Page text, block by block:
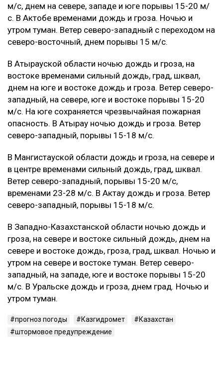
м/с, днем на севере, западе и юге порывы 15-20 м/
с. В Актобе временами дождь и гроза. Ночью и
утром туман. Ветер северо-западный с переходом на
северо-восточный, днем порывы 15 м/с.
В Атырауской области ночью дождь и гроза, на
востоке временами сильный дождь, град, шквал,
днем на юге и востоке дождь и гроза. Ветер северо-
западный, на севере, юге и востоке порывы 15-20
м/с. На юге сохраняется чрезвычайная пожарная
опасность. В Атырау ночью дождь и гроза. Ветер
северо-западный, порывы 15-18 м/с.
В Мангистауской области дождь и гроза, на севере и
в центре временами сильный дождь, град, шквал.
Ветер северо-западный, порывы 15-20 м/с,
временами 23-28 м/с. В Актау дождь и гроза. Ветер
северо-западный, порывы 15-18 м/с.
В Западно-Казахстанской области ночью дождь и
гроза, на севере и востоке сильный дождь, днем на
севере и востоке дождь, гроза, град, шквал. Ночью и
утром на севере и востоке туман. Ветер северо-
западный, на западе, юге и востоке порывы 15-20
м/с. В Уральске дождь и гроза, днем град. Ночью и
утром туман.
прогноз погоды Казгидромет
Казахстан
штормовое предупреждение